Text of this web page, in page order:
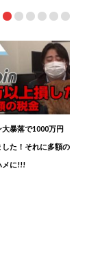
暴落で1000万円
した！それに多額の
メに!!!